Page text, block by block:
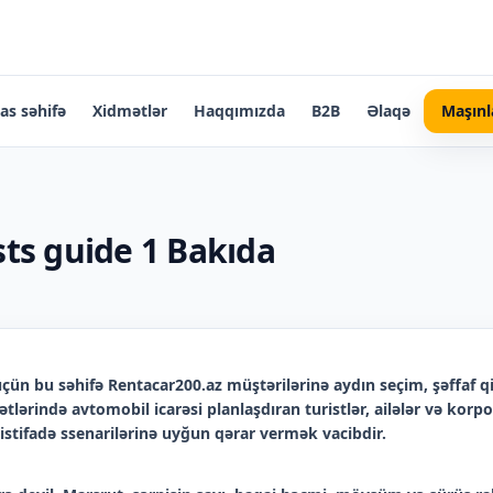
səhifə Xidmətlər Haqqımızda B2B Əlaqə
guide 1 Bakıda
bu səhifə Rentacar200.az müştərilərinə aydın seçim,
avtomobil icarəsi planlaşdıran turistlər, ailələr və
ssenarilərinə uyğun qərar vermək vacibdir.